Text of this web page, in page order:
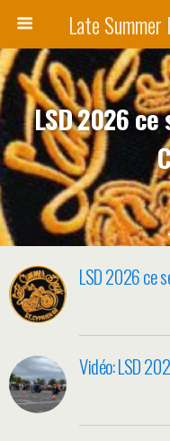
Late
LSD 2026
LSD 2026 ce
Vidéo: LSD